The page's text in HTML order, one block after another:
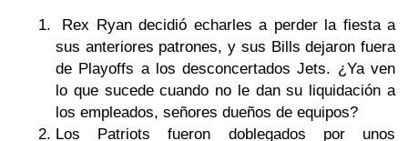
Rex Ryan decidió echarles a perder la fiesta a
sus anteriores patrones, y sus Bills dejaron fuera
de Playoffs a los desconcertados Jets. ¿Ya ven
lo que sucede cuando no le dan su liquidación a
los empleados, señores dueños de equipos?
Los Patriots fueron doblegados por unos